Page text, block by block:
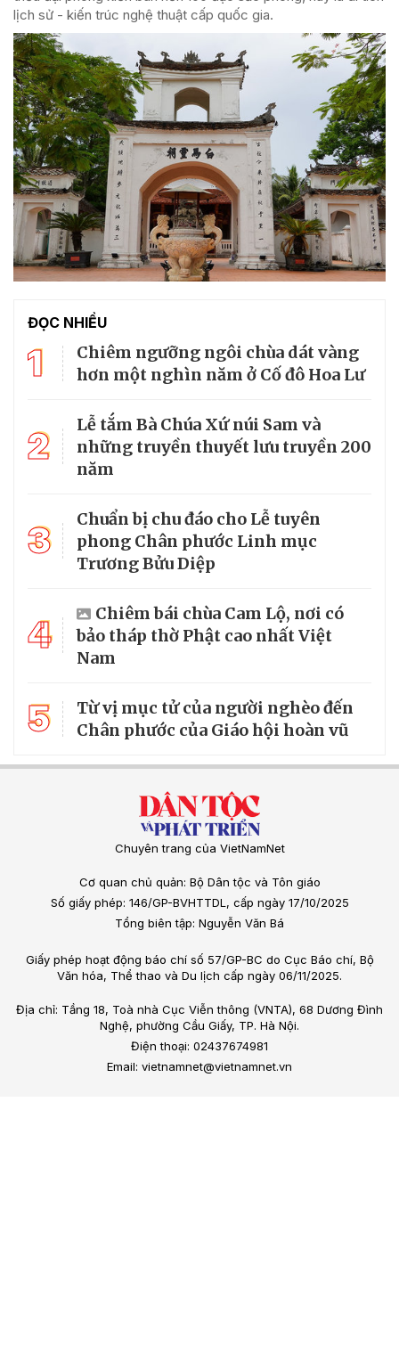
lịch sử - kiến trúc nghệ thuật cấp quốc gia.
ĐỌC NHIỀU
1
Chiêm ngưỡng ngôi chùa dát vàng
hơn một nghìn năm ở Cố đô Hoa Lư
2
Lễ tắm Bà Chúa Xứ núi Sam và
những truyền thuyết lưu truyền 200
năm
3
Chuẩn bị chu đáo cho Lễ tuyên
phong Chân phước Linh mục
Trương Bửu Diệp
4
Chiêm bái chùa Cam Lộ, nơi có
bảo tháp thờ Phật cao nhất Việt
Nam
5
Từ vị mục tử của người nghèo đến
Chân phước của Giáo hội hoàn vũ
Chuyên trang của VietNamNet
Cơ quan chủ quản: Bộ Dân tộc và Tôn giáo
Số giấy phép: 146/GP-BVHTTDL, cấp ngày 17/10/2025
Tổng biên tập: Nguyễn Văn Bá
Giấy phép hoạt động báo chí số 57/GP-BC do Cục Báo chí, Bộ
Văn hóa, Thể thao và Du lịch cấp ngày 06/11/2025.
Địa chỉ: Tầng 18, Toà nhà Cục Viễn thông (VNTA), 68 Dương Đình
Nghệ, phường Cầu Giấy, TP. Hà Nội.
Điện thoại: 02437674981
Email: vietnamnet@vietnamnet.vn